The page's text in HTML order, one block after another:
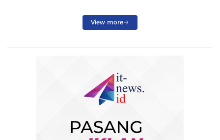
View more